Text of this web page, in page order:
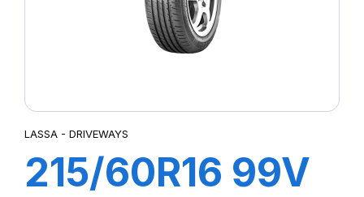
LASSA - DRIVEWAYS
215/60R16 99V